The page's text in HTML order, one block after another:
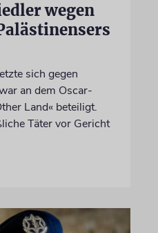
wegen
sich gegen
an dem Oscar-
Land« beteiligt.
Täter vor Gericht